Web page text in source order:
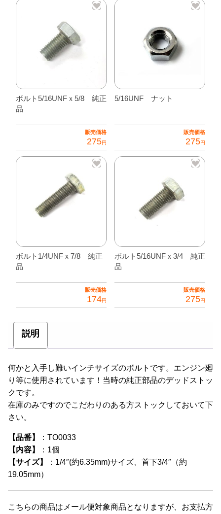
ボルト5/16UNFｘ5/8 純正
品
販売価格
275円
5/16UNF ナット
販売価格
275円
ボルト1/4UNFｘ7/8 純正
品
販売価格
174円
ボルト5/16UNFｘ3/4 純正
品
販売価格
275円
説明
何かと入手し難いインチサイズのボルトです。エンジン廻
り等に使用されています！当時の純正部品のデッドストッ
クです。
在庫のみですのでこだわりのある方ストックしておいて下
さい。
【品番】
：TO0033
【内容】
：1個
【サイズ】
：1/4″(約6.35mm)サイズ、首下3/4″（約
19.05mm）
こちらの商品はメール便対象商品となりますが、お支払方